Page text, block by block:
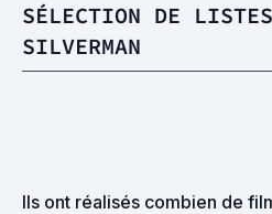
SÉLECTION DE
SILVERMAN
Ils ont réalisés combien de